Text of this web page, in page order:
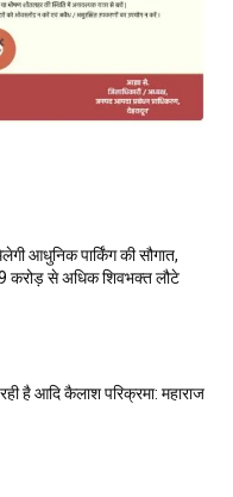
आधुनिक पार्किंग की सौगात,
करोड़ से अधिक शिवभक्त लौटे
है आदि कैलाश परिक्रमा: महाराज